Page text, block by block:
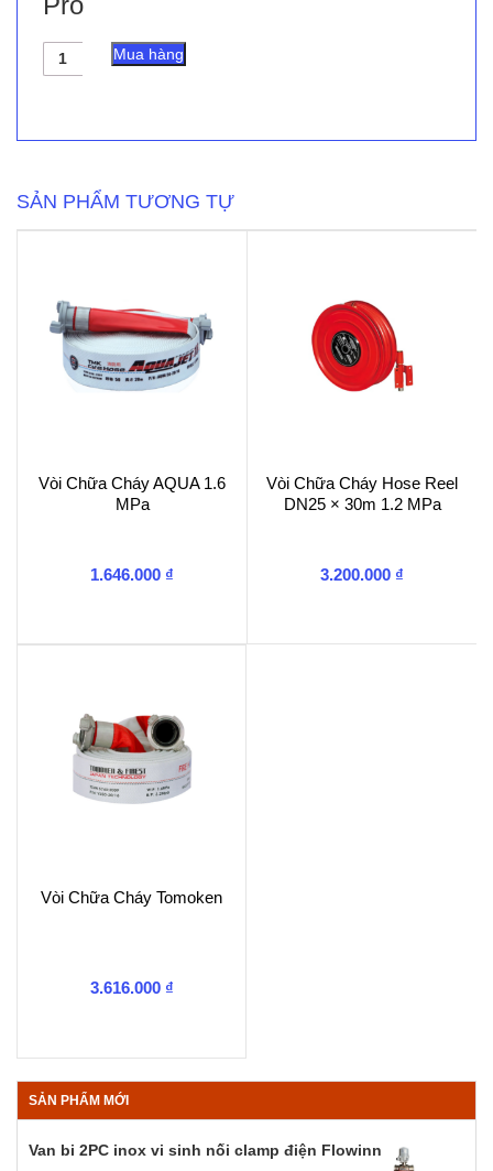
Vòi
lượng
Mua hàng
SẢN PHẨM TƯƠNG TỰ
Vòi Chữa Cháy AQUA 1.6
MPa
1.646.000 ₫
Vòi Chữa Cháy Hose Reel
DN25 × 30m 1.2 MPa
3.200.000 ₫
Vòi Chữa Cháy Tomoken
3.616.000 ₫
SẢN PHẨM MỚI
Van bi 2PC inox vi sinh nối clamp điện Flowinn